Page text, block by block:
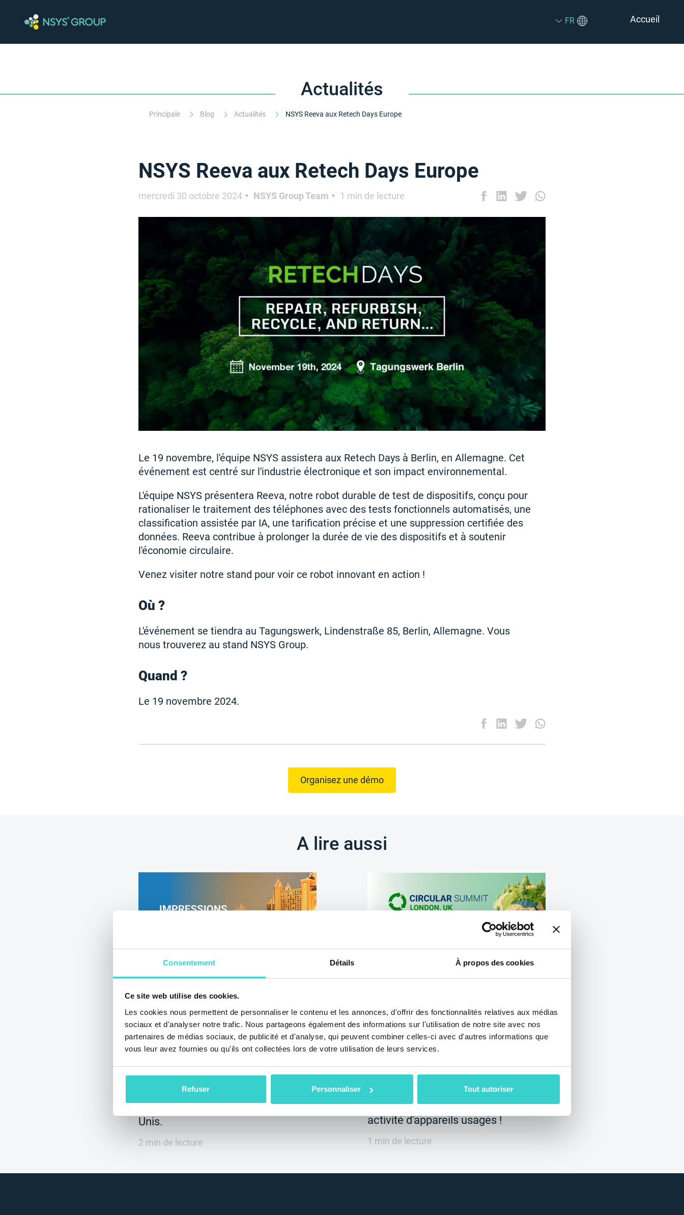
Consentement Détails À propos des cookies
Ce site web utilise des cookies.
Les cookies nous permettent de personnaliser le contenu et les annonces, d'offrir des fonctionnalités relatives aux médias
sociaux et d'analyser notre trafic. Nous partageons également des informations sur l'utilisation de notre site avec nos
partenaires de médias sociaux, de publicité et d'analyse, qui peuvent combiner celles-ci avec d'autres informations que
vous leur avez fournies ou qu'ils ont collectées lors de votre utilisation de leurs services.
Refuser Personnaliser Tout autoriser
FR Accueil
Actualités
Principale Blog Actualités NSYS Reeva aux Retech Days Europe
NSYS Reeva aux Retech Days Europe
mercredi 30 octobre 2024 NSYS Group Team 1 min de lecture
Le 19 novembre, l'équipe NSYS assistera aux Retech Days à Berlin, en Allemagne. Cet
événement est centré sur l'industrie électronique et son impact environnemental.
L'équipe NSYS présentera Reeva, notre robot durable de test de dispositifs, conçu pour
rationaliser le traitement des téléphones avec des tests fonctionnels automatisés, une
classification assistée par IA, une tarification précise et une suppression certifiée des
données. Reeva contribue à prolonger la durée de vie des dispositifs et à soutenir
l'économie circulaire.
Venez visiter notre stand pour voir ce robot innovant en action !
Où ?
L'événement se tiendra au Tagungswerk, Lindenstraße 85, Berlin, Allemagne. Vous
nous trouverez au stand NSYS Group.
Quand ?
Le 19 novembre 2024.
Organisez une démo
A lire aussi
Impressions de NSYS
Group sur GITEX GLOBAL
2024
mercredi 23 octobre 2024
NSYS Group Team
Découvrez les réflexions de l'équipe
NSYS sur l'événement qui s'est tenu
en octobre à Dubaï, Émirats Arabes
Unis.
2 min de lecture
Summit 2024
vendredi 18 octobre 2024
NSYS Group Team
Summit 2024 à Londres, Royaume-
Uni, du 22 au 23 octobre, pour
développer durablement votre
activité d'appareils usagés !
1 min de lecture